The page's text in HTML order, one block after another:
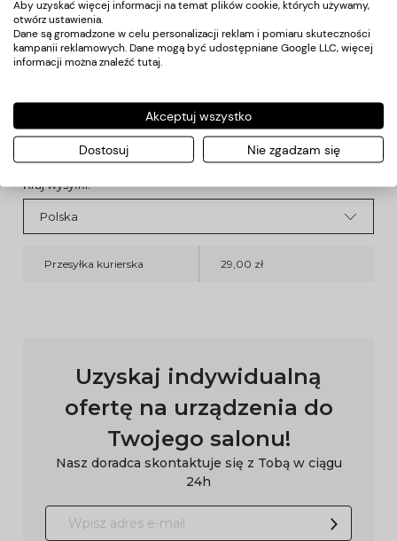
Posiada cztery teleskopowe nogi, dzięki którym możemy
odpowiednio wyregulowac wysokość stanowiska. Po
bokach lustra oświatlenie. Wewnatrz kuferka dodatkowo
cztery składane półeczki na drobne akcesoria. Kolor czarny.
Koszty dostawy
Kraj wysyłki:
Przesyłka kurierska 29,00 zł
Uzyskaj indywidualną
ofertę na urządzenia do
Twojego salonu!
Nasz doradca skontaktuje się z Tobą w ciągu
24h
Aby uzyskać więcej informacji na temat plików cookie, których używamy,
otwórz ustawienia.
Dane są gromadzone w celu personalizacji reklam i pomiaru skuteczności
kampanii reklamowych. Dane mogą być udostępniane Google LLC, więcej
informacji można znaleźć tutaj
Akceptuj wszystko
Dostosuj Nie zgadzam się